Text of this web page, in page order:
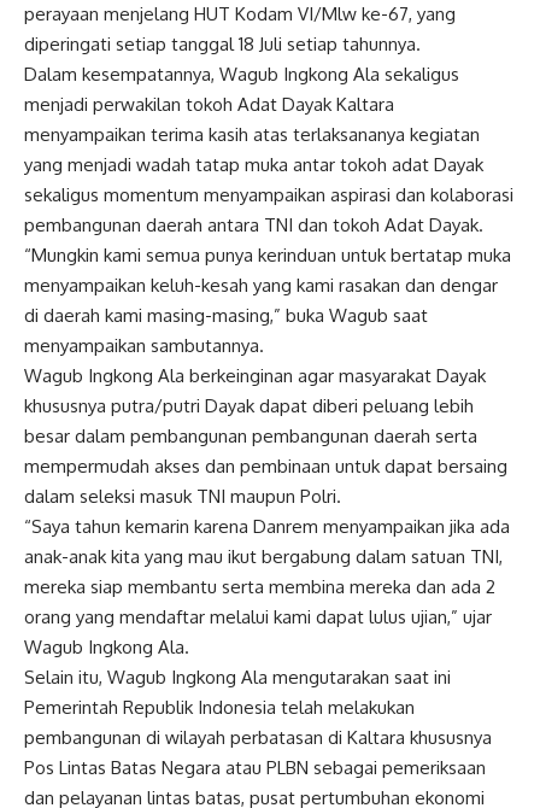
perayaan menjelang HUT Kodam VI/Mlw ke-67, yang
diperingati setiap tanggal 18 Juli setiap tahunnya.
Dalam kesempatannya, Wagub Ingkong Ala sekaligus
menjadi perwakilan tokoh Adat Dayak Kaltara
menyampaikan terima kasih atas terlaksananya kegiatan
yang menjadi wadah tatap muka antar tokoh adat Dayak
sekaligus momentum menyampaikan aspirasi dan kolaborasi
pembangunan daerah antara TNI dan tokoh Adat Dayak.
“Mungkin kami semua punya kerinduan untuk bertatap muka
menyampaikan keluh-kesah yang kami rasakan dan dengar
di daerah kami masing-masing,” buka Wagub saat
menyampaikan sambutannya.
Wagub Ingkong Ala berkeinginan agar masyarakat Dayak
khususnya putra/putri Dayak dapat diberi peluang lebih
besar dalam pembangunan pembangunan daerah serta
mempermudah akses dan pembinaan untuk dapat bersaing
dalam seleksi masuk TNI maupun Polri.
“Saya tahun kemarin karena Danrem menyampaikan jika ada
anak-anak kita yang mau ikut bergabung dalam satuan TNI,
mereka siap membantu serta membina mereka dan ada 2
orang yang mendaftar melalui kami dapat lulus ujian,” ujar
Wagub Ingkong Ala.
Selain itu, Wagub Ingkong Ala mengutarakan saat ini
Pemerintah Republik Indonesia telah melakukan
pembangunan di wilayah perbatasan di Kaltara khususnya
Pos Lintas Batas Negara atau PLBN sebagai pemeriksaan
dan pelayanan lintas batas, pusat pertumbuhan ekonomi